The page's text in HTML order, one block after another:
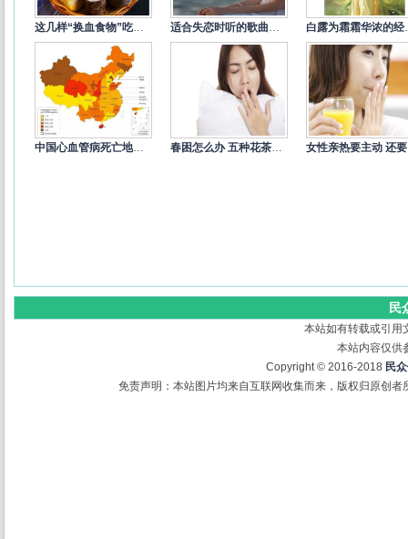
这几样“换血食物”吃一次就让你 适合失恋时听的歌曲精选 白露
中国心血管病死亡地图：北方冠心病 春困怎么办 五种花茶来缓解
民
本站如有转载或引用
本站内容仅供
Copyright © 2016-2018 民
免责声明：本站图片均来自互联网收集而来，版权归原创